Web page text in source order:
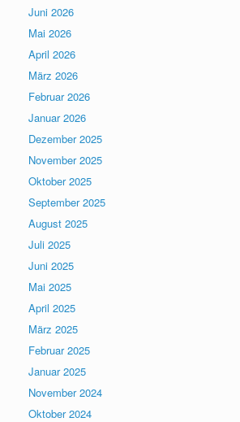
Juni 2026
Mai 2026
April 2026
März 2026
Februar 2026
Januar 2026
Dezember 2025
November 2025
Oktober 2025
September 2025
August 2025
Juli 2025
Juni 2025
Mai 2025
April 2025
März 2025
Februar 2025
Januar 2025
November 2024
Oktober 2024